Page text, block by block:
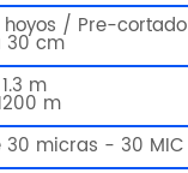
hoyos / Pre-cortado
30 cm
m
m
30 micras - 30 MIC